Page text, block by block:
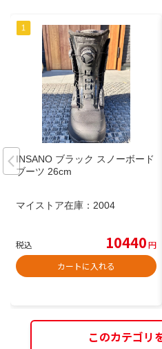
INSANO ブラック スノーボード
ブーツ 26cm
マイストア在庫： 2004
税込 10440円
カートに入れる
このカテゴリ